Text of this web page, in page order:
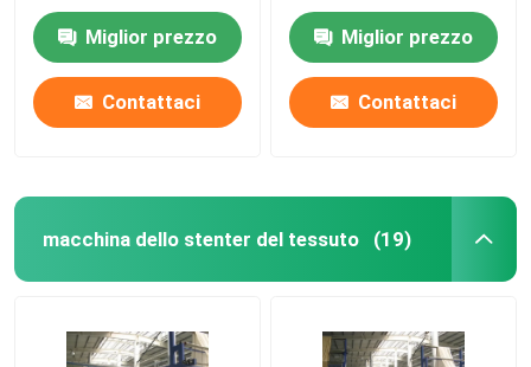
di Stenter/clip
combinatiMiglior prezzo
Contattaci
automatica su misura
Miglior prezzo
Contattaci
macchina dello stenter del tessuto (19)